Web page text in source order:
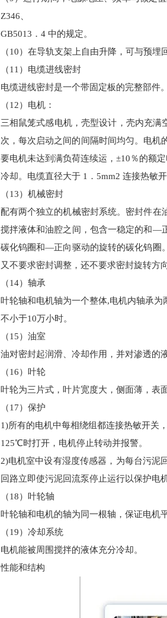
Z346、
GB5013．4 中的规定。
（10）在导轨支架上自由升降，可与预埋
（1 1 ）电缆进线密封
电缆进线密封是一个带固定板的完整部件
（1 2）电机：
三相鼠笼式感电机，壳型设计，壳内充满
次，每次启动之间的间隔时间均匀。电机
要电机未达到满负荷连续运，±10％的额
冷却。电缆直径大于 1．5mm2 连接热敏
（13）机械密封
配有两个独立的机械密封系统。密封件
搅拌液体和油腔之间，包含一稳定的和—
碳化钨圈和—正向驱动的旋转的碳化钨圈
又不要求密封调整，还不要求密封旋转方
（14）轴承
叶轮轴和电机轴为一个整体,电机内轴承为
不小于10万小时。
（1 5）油室
油对密封起润滑、冷却作用，并对渗透的
（16）叶轮
叶轮为三片式，叶片宽度大，侧面薄，表
（1 7）保护
1)所有的电机中每相绕组都连接热敏开关
125℃时打开，电机停止转动并报警。
2)电机室中设有湿度传感器，为每台污泥
回路立即使污泥回流泵停止运行以保护电
（18）叶轮轴
叶轮轴和电机的轴为同一根轴，保证电机
（19）冷却系统
电机能被周围搅拌的液体充分冷却。
性能和结构